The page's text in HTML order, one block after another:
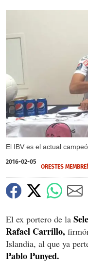
El IBV es el actual
2016-02-05
ORESTES
El ex portero de la
Rafael Carrillo,
Islandia, al que ya
Pablo Punyed.